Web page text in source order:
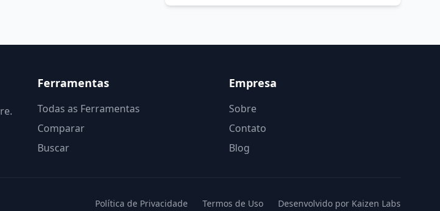
Ferramentas
Todas as Ferramentas
Comparar
Buscar
Empresa
Sobre
Contato
Blog
Política de Privacidade Termos de Uso Desenvolvido por Kaizen Labs